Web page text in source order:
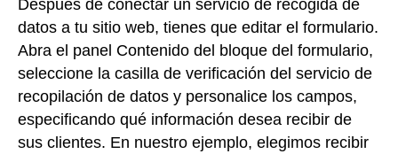
Después de conectar un servicio de recogida de
datos a tu sitio web, tienes que editar el formulario.
Abra el panel Contenido del bloque del formulario,
seleccione la casilla de verificación del servicio de
recopilación de datos y personalice los campos,
especificando qué información desea recibir de
sus clientes. En nuestro ejemplo, elegimos recibir